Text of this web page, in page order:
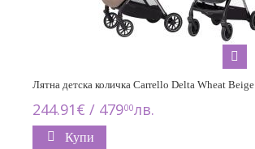
Лятна детска количка Carrello Delta Wheat Beige
244.91€ / 47900лв.
Купи